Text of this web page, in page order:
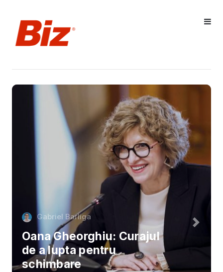
Gabriel Barliga
Oana Gheorghiu: Curajul
de a lupta pentru
schimbare